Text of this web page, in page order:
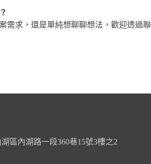
需求，還是單純想聊聊想法，歡迎透過聯
區內湖路一段360巷15號3樓之2